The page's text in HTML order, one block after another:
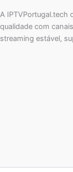
A IPTVPortugal.tech
qualidade com
streaming estável,